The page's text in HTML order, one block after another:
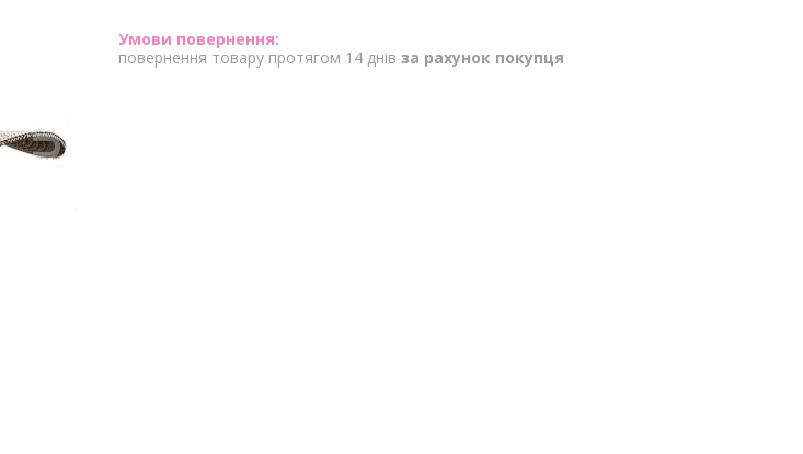
повернення товару протягом 14 днів за рахунок покупця